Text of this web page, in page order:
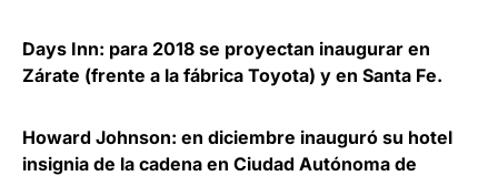
Days Inn: para 2018 se proyectan inaugurar en
Zárate (frente a la fábrica Toyota) y en Santa Fe.
Howard Johnson: en diciembre inauguró su hotel
insignia de la cadena en Ciudad Autónoma de